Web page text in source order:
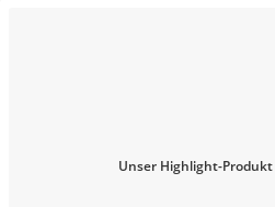
Unser Highlight-